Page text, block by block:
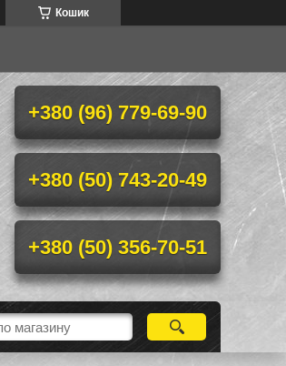
Кошик
+380 (96) 779-69-90
+380 (50) 743-20-49
+380 (50) 356-70-51